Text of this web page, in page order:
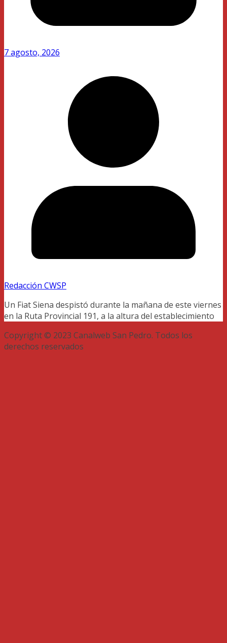
7 agosto, 2026
Redacción CWSP
Un Fiat Siena despistó durante la mañana de este viernes
en la Ruta Provincial 191, a la altura del establecimiento